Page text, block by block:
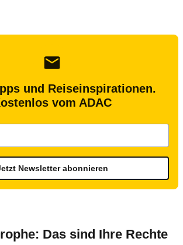
und Reiseinspirationen.
vom ADAC
Newsletter abonnieren
Das sind Ihre Rechte